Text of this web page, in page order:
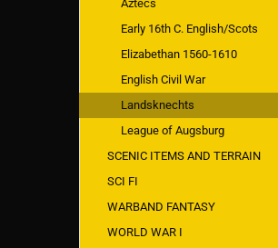
Aztecs
Early 16th C. English/Scots
Elizabethan 1560-1610
English Civil War
Landsknechts
League of Augsburg
SCENIC ITEMS AND TERRAIN
SCI FI
WARBAND FANTASY
WORLD WAR I